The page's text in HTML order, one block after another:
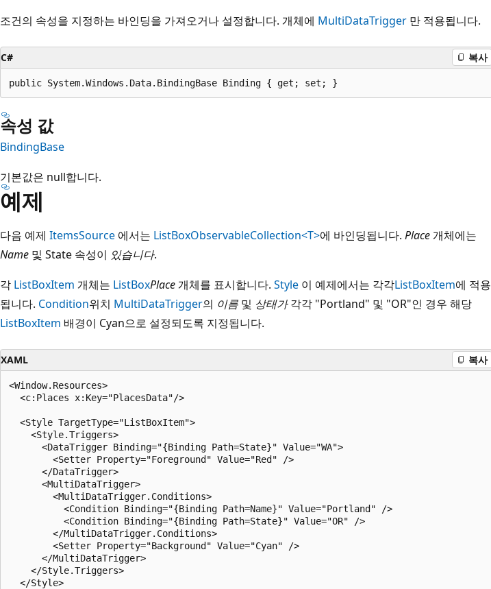
조건의 속성을 지정하는 바인딩을 가져오거나 설정합니다. 개체에 MultiDataTrigger 만 적용됩니다.
C# 복사
public System.Windows.Data.BindingBase Binding { get; set; }
속성 값
BindingBase
기본값은 null합니다.
예제
다음 예제 ItemsSource 에서는 ListBoxObservableCollection<T>에 바인딩됩니다. Place 개체에는
Name 및 State 속성이 있습니다.
각 ListBoxItem 개체는 ListBoxPlace 개체를 표시합니다. Style 이 예제에서는 각각ListBoxItem에 적용
됩니다. Condition위치 MultiDataTrigger의 이름 및 상태가각각 "Portland" 및 "OR"인 경우 해당
ListBoxItem 배경이 Cyan으로 설정되도록 지정됩니다.
XAML 복사
<Window.Resources>
  <c:Places x:Key="PlacesData"/>
  <Style TargetType="ListBoxItem">
    <Style.Triggers>
      <DataTrigger Binding="{Binding Path=State}" Value="WA">
        <Setter Property="Foreground" Value="Red" />
      </DataTrigger>
      <MultiDataTrigger>
        <MultiDataTrigger.Conditions>
          <Condition Binding="{Binding Path=Name}" Value="Portland" />
          <Condition Binding="{Binding Path=State}" Value="OR" />
        </MultiDataTrigger.Conditions>
        <Setter Property="Background" Value="Cyan" />
      </MultiDataTrigger>
    </Style.Triggers>
  </Style>